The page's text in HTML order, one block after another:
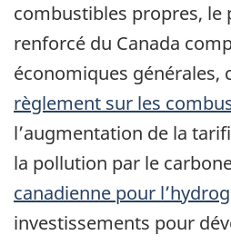
combustibles propres, le
renforcé du Canada
économiques générales,
règlement sur les
l’augmentation de la
la pollution par le
canadienne pour
investissements pour